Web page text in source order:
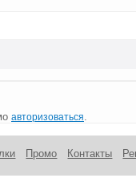
авторизоваться
Промо Контакты